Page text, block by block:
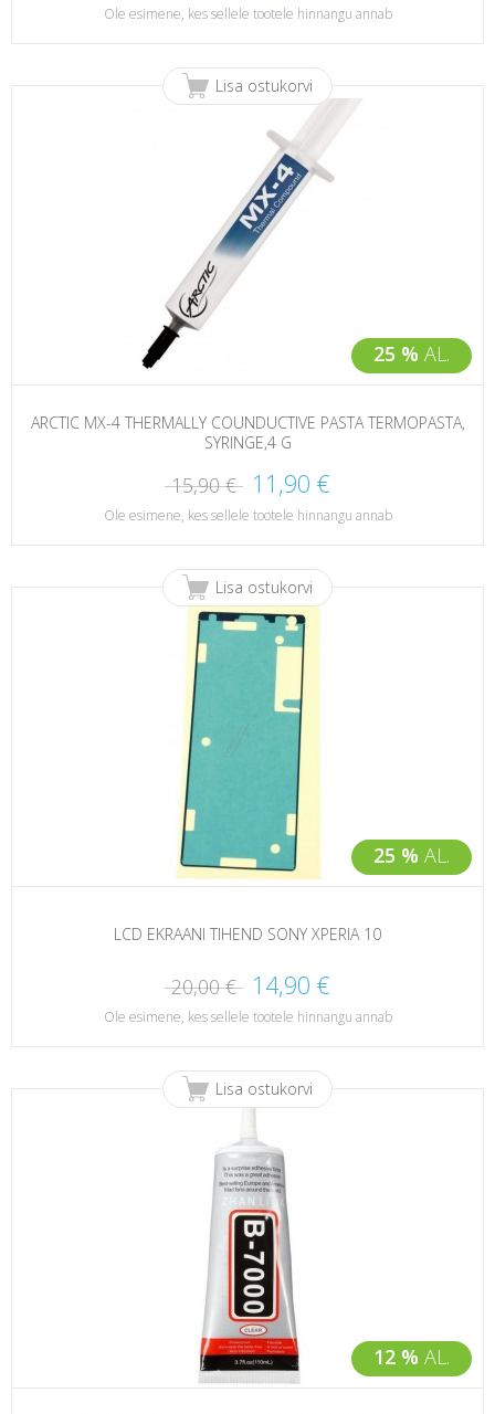
Ole esimene, kes sellele tootele hinnangu annab
25 % AL.
Lisa ostukorvi
ARCTIC MX-4 THERMALLY COUNDUCTIVE PASTA TERMOPASTA,
SYRINGE,4 G
15,90 € 11,90 €
Ole esimene, kes sellele tootele hinnangu annab
25 % AL.
Lisa ostukorvi
LCD EKRAANI TIHEND SONY XPERIA 10
20,00 € 14,90 €
Ole esimene, kes sellele tootele hinnangu annab
12 % AL.
Lisa ostukorvi